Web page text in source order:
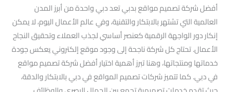
أفضل شركة تصميم مواقع بدبي تعد دبي واحدة من أبرز المدن
العالمية التي تشتهر بالابتكار والتقنية، وفي عالم الأعمال اليوم، لا يمكن
إنكار دور الواجهة الرقمية كعنصر أساسي لجذب العملاء وتحقيق النجاح
الأعمال. تحتاج كل شركة ناجحة إلى وجود موقع إلكتروني يعكس جودة
خدماتها ومنتجاتها، وهنا تبرز أهمية اختيار أفضل شركة تصميم مواقع
في دبي. كما تتميز شركات تصميم المواقع في دبي بالابتكار والدقة،